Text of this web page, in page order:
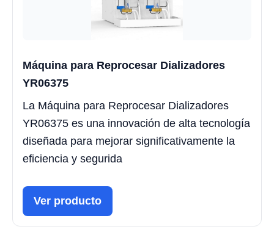
Máquina para Reprocesar Dializadores
YR06375
La Máquina para Reprocesar Dializadores
YR06375 es una innovación de alta tecnología
diseñada para mejorar significativamente la
eficiencia y segurida
Ver producto